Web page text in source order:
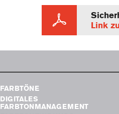
Link
FARBTÖNE
DIGITALES
FARBTONMANAGEMENT